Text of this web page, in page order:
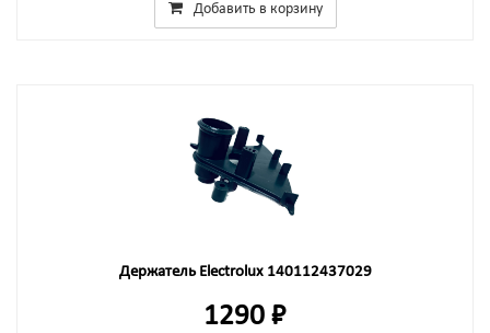
Добавить в корзину
Держатель Electrolux 140112437029
1290 ₽